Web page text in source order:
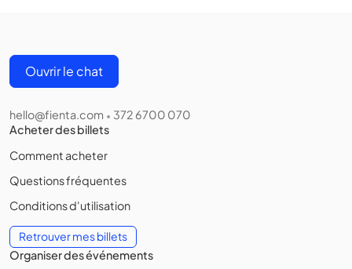
Ouvrir le chat
hello@fienta.com • 372 6700 070
Acheter des billets
Comment acheter
Questions fréquentes
Conditions d'utilisation
Retrouver mes billets
Organiser des événements